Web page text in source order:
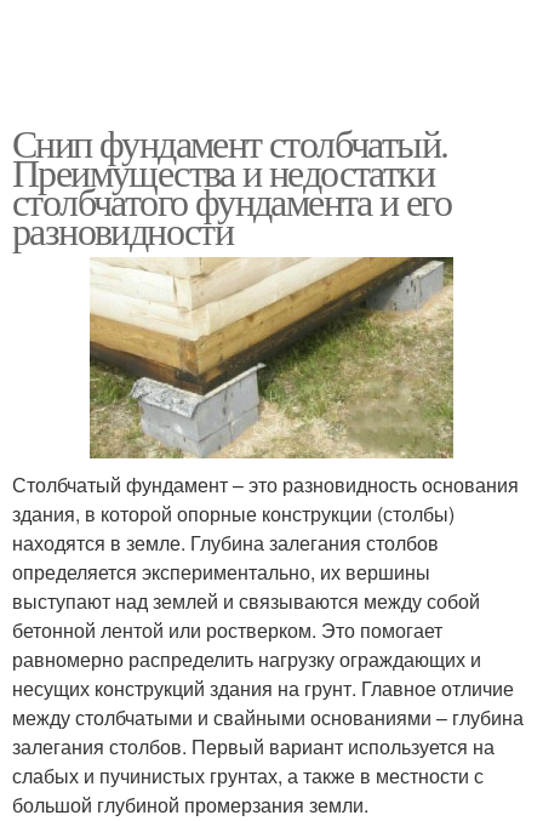
Снип фундамент столбчатый.
Преимущества и недостатки
столбчатого фундамента и его
разновидности
Столбчатый фундамент – это разновидность основания
здания, в которой опорные конструкции (столбы)
находятся в земле. Глубина залегания столбов
определяется экспериментально, их вершины
выступают над землей и связываются между собой
бетонной лентой или ростверком. Это помогает
равномерно распределить нагрузку ограждающих и
несущих конструкций здания на грунт. Главное отличие
между столбчатыми и свайными основаниями – глубина
залегания столбов. Первый вариант используется на
слабых и пучинистых грунтах, а также в местности с
большой глубиной промерзания земли.